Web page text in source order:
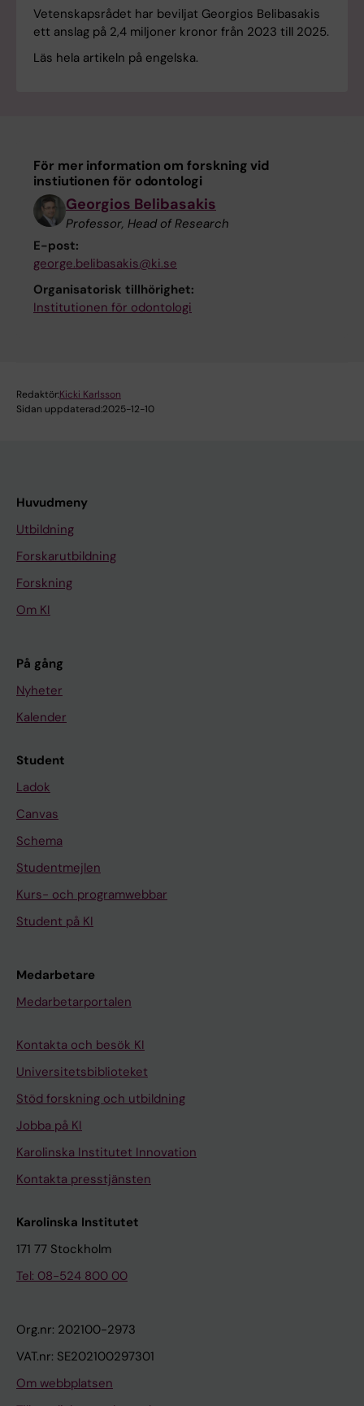
Vetenskapsrådet har beviljat Georgios Belibasakis
ett anslag på 2,4 miljoner kronor från 2023 till 2025.
Läs hela artikeln på engelska.
För mer information om forskning vid
instiutionen för odontologi
Georgios Belibasakis
Professor, Head of Research
E-post:
george.belibasakis@ki.se
Organisatorisk tillhörighet:
Institutionen för odontologi
Redaktör:Kicki Karlsson
Sidan uppdaterad:2025-12-10
Huvudmeny
Utbildning
Forskarutbildning
Forskning
Om KI
På gång
Nyheter
Kalender
Student
Ladok
Canvas
Schema
Studentmejlen
Kurs- och programwebbar
Student på KI
Medarbetare
Medarbetarportalen
Kontakta och besök KI
Universitetsbiblioteket
Stöd forskning och utbildning
Jobba på KI
Karolinska Institutet Innovation
Kontakta presstjänsten
Karolinska Institutet
171 77 Stockholm
Tel: 08-524 800 00
Org.nr: 202100-2973
VAT.nr: SE202100297301
Om webbplatsen